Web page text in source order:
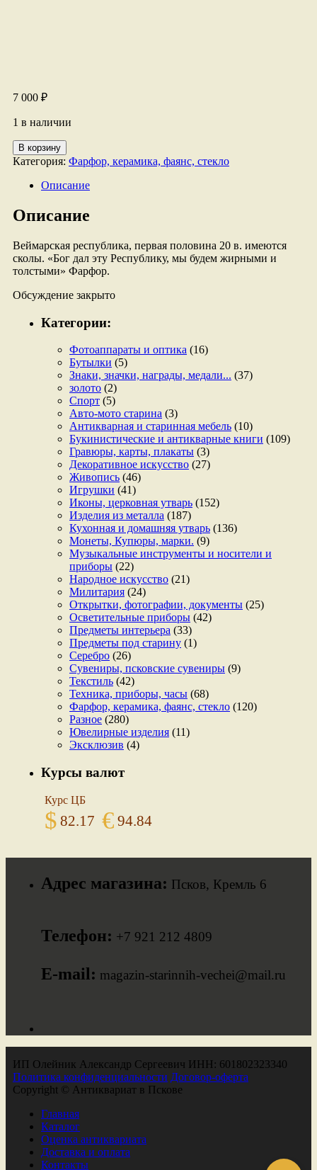
7 000 ₽
1 в наличии
Количество
товара
Скульптура
"Свинья"
В корзину
Категория: Фарфор, керамика, фаянс, стекло
Описание
Описание
Веймарская республика, первая половина 20 в. имеются
сколы. «Бог дал эту Республику, мы будем жирными и
толстыми» Фарфор.
Обсуждение закрыто
Категории:
Фотоаппараты и оптика (16)
Бутылки (5)
Знаки, значки, награды, медали... (37)
золото (2)
Спорт (5)
Авто-мото старина (3)
Антикварная и старинная мебель (10)
Букинистические и антикварные книги (109)
Гравюры, карты, плакаты (3)
Декоративное искусство (27)
Живопись (46)
Игрушки (41)
Иконы, церковная утварь (152)
Изделия из металла (187)
Кухонная и домашняя утварь (136)
Монеты, Купюры, марки. (9)
Музыкальные инструменты и носители и
приборы (22)
Народное искусство (21)
Милитария (24)
Открытки, фотографии, документы (25)
Осветительные приборы (42)
Предметы интерьера (33)
Предметы под старину (1)
Серебро (26)
Сувениры, псковские сувениры (9)
Текстиль (42)
Техника, приборы, часы (68)
Фарфор, керамика, фаянс, стекло (120)
Разное (280)
Ювелирные изделия (11)
Эксклюзив (4)
Курсы валют
Курс ЦБ
$ 82.17 € 94.84
Адрес магазина: Псков, Кремль 6
Телефон: +7 921 212 4809
E-mail: magazin-starinnih-vechei@mail.ru
ИП Олейник Александр Сергеевич ИНН: 601802323340
Политика конфиденциальности Договор-оферта
Copyright © Антиквариат в Пскове
Главная
Каталог
Оценка антиквариата
Доставка и оплата
Контакты